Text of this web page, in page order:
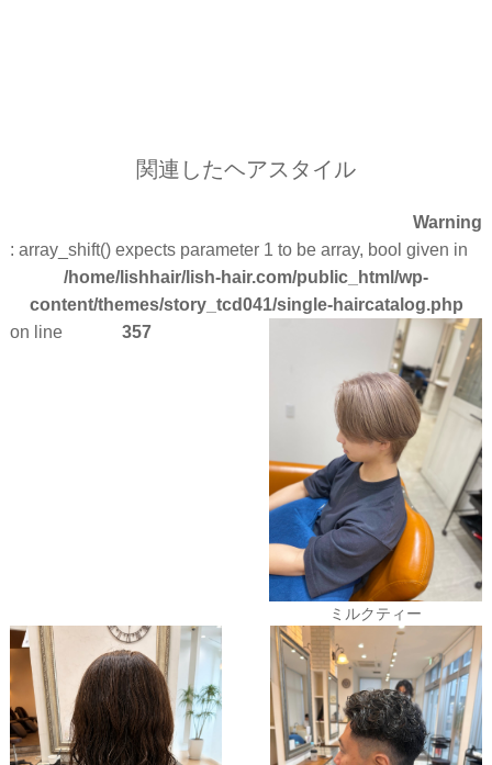
関連したヘアスタイル
Warning
: array_shift() expects parameter 1 to be array, bool given in
/home/lishhair/lish-hair.com/public_html/wp-
content/themes/story_tcd041/single-haircatalog.php
on line
357
ミルクティー